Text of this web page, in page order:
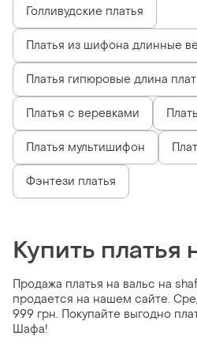
Голливудские платья
Платья из шифона длинные
Платья гипюровые длина
Платья с веревками
Платья мультишифон
Фэнтези платья
Купить платья
Продажа платья на вальс на
продается на нашем сайте.
999 грн. Покупайте выгодно
Шафа!